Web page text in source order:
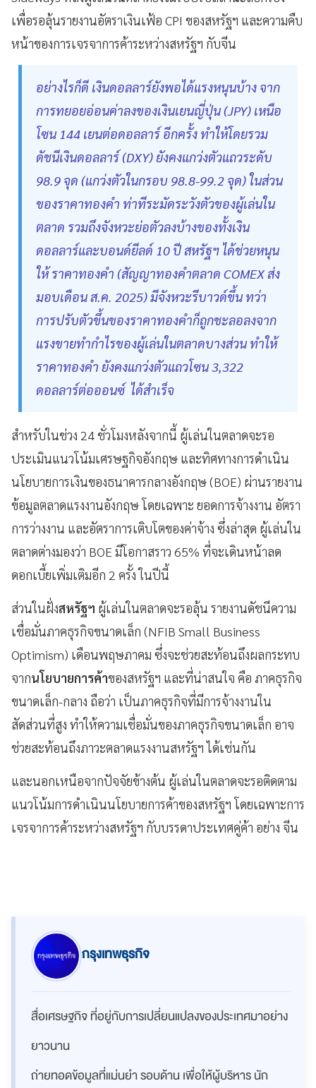
เพื่อรอลุ้นรายงานอัตราเงินเฟ้อ CPI ของสหรัฐฯ และความคืบ
หน้าของการเจรจาการค้าระหว่างสหรัฐฯ กับจีน
อย่างไรก็ดี เงินดอลลาร์ยังพอได้แรงหนุนบ้าง จาก
การทยอยอ่อนค่าลงของเงินเยนญี่ปุ่น (JPY) เหนือ
โซน 144 เยนต่อดอลลาร์ อีกครั้ง ทำให้โดยรวม
ดัชนีเงินดอลลาร์ (DXY) ยังคงแกว่งตัวแถวระดับ
98.9 จุด (แกว่งตัวในกรอบ 98.8-99.2 จุด) ในส่วน
ของราคาทองคำ ท่าทีระมัดระวังตัวของผู้เล่นใน
ตลาด รวมถึงจังหวะย่อตัวลงบ้างของทั้งเงิน
ดอลลาร์และบอนด์ยีลด์ 10 ปี สหรัฐฯ ได้ช่วยหนุน
ให้ ราคาทองคำ (สัญญาทองคำตลาด COMEX ส่ง
มอบเดือน ส.ค. 2025) มีจังหวะรีบาวด์ขึ้น ทว่า
การปรับตัวขึ้นของราคาทองคำก็ถูกชะลอลงจาก
แรงขายทำกำไรของผู้เล่นในตลาดบางส่วน ทำให้
ราคาทองคำ ยังคงแกว่งตัวแถวโซน 3,322
ดอลลาร์ต่อออนซ์ ได้สำเร็จ
สำหรับในช่วง 24 ชั่วโมงหลังจากนี้ ผู้เล่นในตลาดจะรอ
ประเมินแนวโน้มเศรษฐกิจอังกฤษ และทิศทางการดำเนิน
นโยบายการเงินของธนาคารกลางอังกฤษ (BOE) ผ่านรายงาน
ข้อมูลตลาดแรงงานอังกฤษ โดยเฉพาะ ยอดการจ้างงาน อัตรา
การว่างงาน และอัตราการเติบโตของค่าจ้าง ซึ่งล่าสุด ผู้เล่นใน
ตลาดต่างมองว่า BOE มีโอกาสราว 65% ที่จะเดินหน้าลด
ดอกเบี้ยเพิ่มเติมอีก 2 ครั้ง ในปีนี้
ส่วนในฝั่งสหรัฐฯ ผู้เล่นในตลาดจะรอลุ้น รายงานดัชนีความ
เชื่อมั่นภาคธุรกิจขนาดเล็ก (NFIB Small Business
Optimism) เดือนพฤษภาคม ซึ่งจะช่วยสะท้อนถึงผลกระทบ
จากนโยบายการค้าของสหรัฐฯ และที่น่าสนใจ คือ ภาคธุรกิจ
ขนาดเล็ก-กลาง ถือว่า เป็นภาคธุรกิจที่มีการจ้างงานใน
สัดส่วนที่สูง ทำให้ความเชื่อมั่นของภาคธุรกิจขนาดเล็ก อาจ
ช่วยสะท้อนถึงภาวะตลาดแรงงานสหรัฐฯ ได้เช่นกัน
และนอกเหนือจากปัจจัยข้างต้น ผู้เล่นในตลาดจะรอติดตาม
แนวโน้มการดำเนินนโยบายการค้าของสหรัฐฯ โดยเฉพาะการ
เจรจาการค้าระหว่างสหรัฐฯ กับบรรดาประเทศคู่ค้า อย่าง จีน
กรุงเทพธุรกิจ
สื่อเศรษฐกิจ ที่อยู่กับการเปลี่ยนแปลงของประเทศมาอย่าง
ยาวนาน
ถ่ายทอดข้อมูลที่แม่นยำ รอบด้าน เพื่อให้ผู้บริหาร นัก